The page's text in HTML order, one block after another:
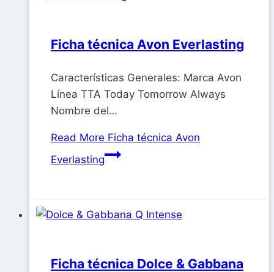
Ficha técnica Avon Everlasting
Características Generales: Marca Avon
Línea TTA Today Tomorrow Always
Nombre del…
Read More Ficha técnica Avon
Everlasting
Ficha técnica Dolce & Gabbana